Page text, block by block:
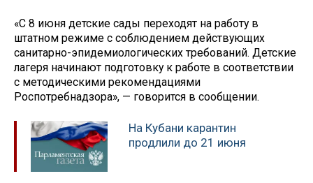
«С 8 июня детские сады переходят на работу в
штатном режиме с соблюдением действующих
санитарно-эпидемиологических требований. Детские
лагеря начинают подготовку к работе в соответствии
с методическими рекомендациями
Роспотребнадзора», — говорится в сообщении.
На Кубани карантин
продлили до 21 июня